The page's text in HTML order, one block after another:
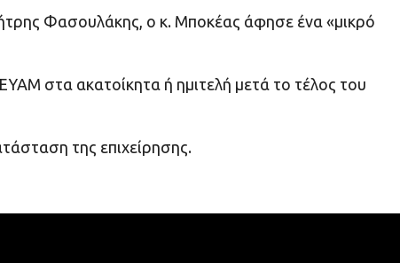
Φασουλάκης, ο κ. Μποκέας άφησε ένα «μικρό
στα ακατοίκητα ή ημιτελή μετά το τέλος του
της επιχείρησης.